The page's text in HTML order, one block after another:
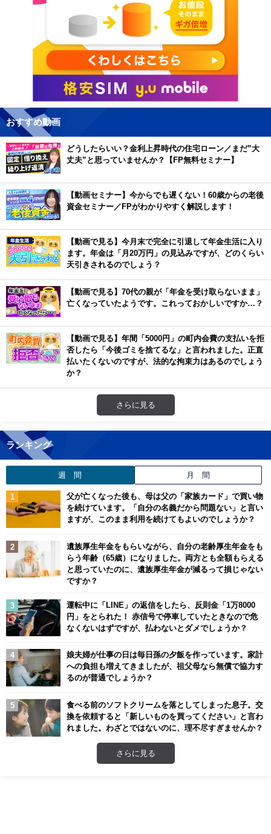
おすすめ動画
どうしたらいい？金利上昇時代の住宅ローン／まだ”大
丈夫”と思っていませんか？【FP無料セミナー】
【動画セミナー】今からでも遅くない！60歳からの老後
資金セミナー／FPがわかりやすく解説します！
【動画で見る】今月末で完全に引退して年金生活に入り
ます。年金は「月20万円」の見込みですが、どのくらい
天引きされるのでしょう？
【動画で見る】70代の親が「年金を受け取らないまま」
亡くなっていたようです。これっておかしいですか…？
【動画で見る】年間「5000円」の町内会費の支払いを拒
否したら「今後ゴミを捨てるな」と言われました。正直
払いたくないのですが、法的な拘束力はあるのでしょう
か？
さらに見る
ランキング
週 間 月 間
父が亡くなった後も、母は父の「家族カード」で買い物
を続けています。「自分の名義だから問題ない」と言い
ますが、このまま利用を続けてもよいのでしょうか？
遺族厚生年金をもらいながら、自分の老齢厚生年金をも
らう年齢（65歳）になりました。両方とも全額もらえる
と思っていたのに、遺族厚生年金が減るって損じゃない
ですか？
運転中に「LINE」の返信をしたら、反則金「1万8000
円」をとられた！ 赤信号で停車していたときなので危
なくないはずですが、払わないとダメでしょうか？
娘夫婦が仕事の日は毎日孫の夕飯を作っています。家計
への負担も増えてきましたが、祖父母なら無償で協力す
るのが普通でしょうか？
食べる前のソフトクリームを落としてしまった息子。交
換を依頼すると「新しいものを買ってください」と言わ
れました。わざとではないのに、理不尽すぎませんか？
さらに見る